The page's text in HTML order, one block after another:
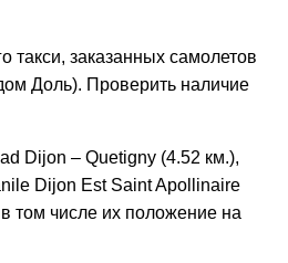
такси, заказанных самолетов
Доль). Проверить наличие
Dijon – Quetigny (4.52 км.),
Dijon Est Saint Apollinaire
том числе их положение на